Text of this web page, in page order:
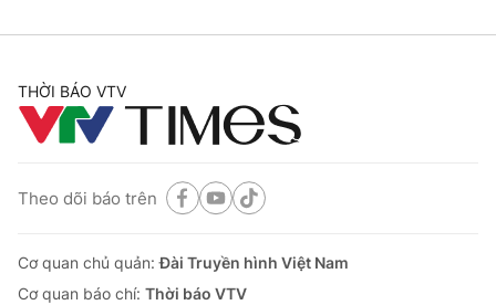
THỜI BÁO VTV
Theo dõi báo trên
Cơ quan chủ quản:Đài Truyền hình Việt Nam
Cơ quan báo chí: Thời báo VTV